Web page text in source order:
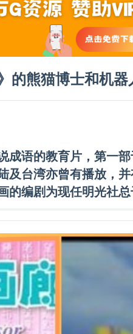
的熊猫博士和机器
成语的教育片，第一
及台湾亦曾有播放，
的编剧为现任明光社总